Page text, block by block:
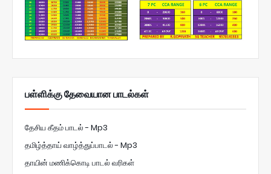
பள்ளிக்கு தேவையான பாடல்கள்
தேசிய கீதம் பாடல் - Mp3
தமிழ்த்தாய் வாழ்த்துப்பாடல் - Mp3
தாயின் மணிக்கொடி பாடல் வரிகள்